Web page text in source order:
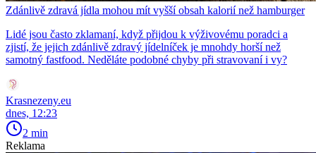
Zdánlivě zdravá jídla mohou mít vyšší obsah kalorií než hamburger
Lidé jsou často zklamaní, když přijdou k výživovému poradci a
zjistí, že jejich zdánlivě zdravý jídelníček je mnohdy horší než
samotný fastfood. Neděláte podobné chyby při stravovaní i vy?
Krasnezeny.eu
dnes, 12:23
2 min
Reklama